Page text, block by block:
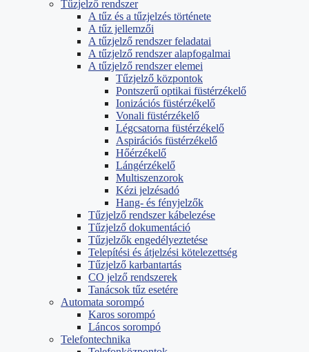
Tűzjelző rendszer
A tűz és a tűzjelzés története
A tűz jellemzői
A tűzjelző rendszer feladatai
A tűzjelző rendszer alapfogalmai
A tűzjelző rendszer elemei
Tűzjelző központok
Pontszerű optikai füstérzékelő
Ionizációs füstérzékelő
Vonali füstérzékelő
Légcsatorna füstérzékelő
Aspirációs füstérzékelő
Hőérzékelő
Lángérzékelő
Multiszenzorok
Kézi jelzésadó
Hang- és fényjelzők
Tűzjelző rendszer kábelezése
Tűzjelző dokumentáció
Tűzjelzők engedélyeztetése
Telepítési és átjelzési kötelezettség
Tűzjelző karbantartás
CO jelző rendszerek
Tanácsok tűz esetére
Automata sorompó
Karos sorompó
Láncos sorompó
Telefontechnika